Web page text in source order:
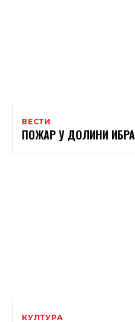
ВЕСТИ
ПОЖАР У ДОЛИНИ ИБРА
КУЛТУРА